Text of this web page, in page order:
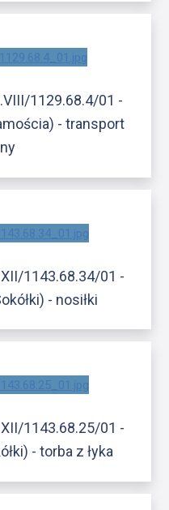
1129.68.4/01 -
- transport
1143.68.34/01 -
- nosiłki
1143.68.25/01 -
- torba z łyka